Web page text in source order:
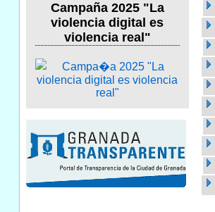
Campaña 2025 "La
violencia digital es
violencia real"